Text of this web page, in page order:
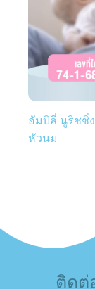
อัมบิลี่ นูริชชิ่
หัวนม
ติดต่